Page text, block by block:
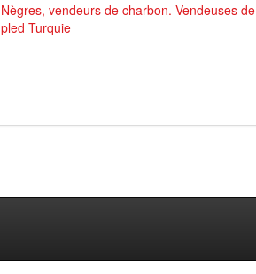
Nègres, vendeurs de charbon. Vendeuses de
pled Turquie